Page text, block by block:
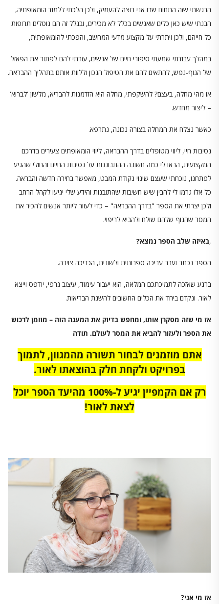
הרגשתי שזה התחום שבו אני רוצה להעמיק, ולכן הלכתי ללמוד הומאופתיה,
הבנתי שיש כאן כלים שאנשים בכלל לא מכירים, ובגלל זה הם נוטלים תרופות
כל חייהם, ולכן ויתרתי על מקצוע מדעי המחשב, והפכתי להומאופתית,
במהלך עבודתי שמעתי סיפורי חיים של אנשים, עזרתי להם לפתור את הפאזל
של הגוף-נפש, להתאים להם את הטיפול הנכון וללוות אותם בתהליך ההבראה.
אז מהי מחלה, בעצם? להשקפתי, מחלה היא הזדמנות להבריא, מלשון 'לברוא'
– ליצור מחדש.
כאשר נצלח את המחלה בצורה נכונה, נתרפא.
נסיבות חיי, ליווי מטופלים בדרך ההבראה, ליווי הומאופתים צעירים בדרכם
המקצועית, הראו לי כמה חשובה ההתבוננות על נסיבות החיים והחולי שהגיע
לפתחנו, נוכחתי שעצם שינוי נקודת המבט, מאפשר בחירה חדשה והבראה.
כל אלו גרמו לי להבין שיש חשיבות שהתובנות והידע שלי יגיעו לקהל הרחב
ולכן יצרתי את הספר "בדרך ההבראה" – כדי לעזור ליותר אנשים להכיר את
המסר שהגוף שלהם שולח ולהביא לריפוי.
,באיזה שלב הספר נמצא?
הספר נכתב ועבר עריכה ספרותית ולשונית, הכריכה צוירה.
ברגע שאזכה לתמיכתכם המלאה, הוא יעבור עימוד, עיצוב גרפי, יודפס וייצא
לאור. ונקדם ביחד את הכלים החשובים להשגת הבריאות.
אז מי שזה מסקרן אותו, ומחפש בדיוק את המענה הזה – מוזמן לרכוש
את הספר ולעזור להביא את המסר לעולם. תודה
אתם מוזמנים לבחור תשורה מהמגוון, לתמוך
בפרויקט ולקחת חלק בהוצאתו לאור.
רק אם הקמפיין יגיע ל-100% מהיעד הספר יוכל
לצאת לאור!
אז מי אני?